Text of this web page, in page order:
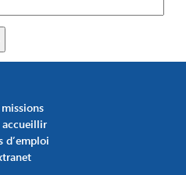
accueillir
d’emploi